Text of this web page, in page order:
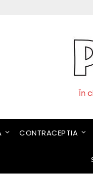
În
CONTRACEPTIA